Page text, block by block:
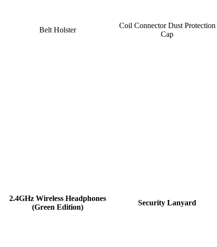
Belt Holster
Coil Connector Dust Protection
Cap
2.4GHz Wireless Headphones
(Green Edition)
Security Lanyard